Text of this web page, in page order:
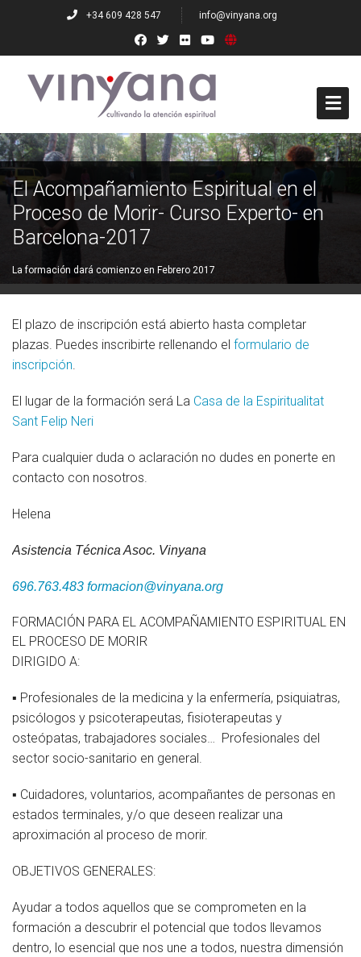
+34 609 428 547 info@vinyana.org
Who we are
Founders
Governing Board
Teachers
Co-Partners
Academic Training
Planned
In Process
Completed
Accompaniment
Dissemination
Contact
Collaborate
El Acompañamiento Espiritual en el
Proceso de Morir- Curso Experto- en
Barcelona-2017
La formación dará comienzo en Febrero 2017
El plazo de inscripción está abierto hasta completar
plazas. Puedes inscribirte rellenando el formulario de
inscripción.
El lugar de la formación será La Casa de la Espiritualitat
Sant Felip Neri
Para cualquier duda o aclaración no dudes en ponerte en
contacto con nosotros.
Helena
Asistencia Técnica Asoc. Vinyana
696.763.483 formacion@vinyana.org
FORMACIÓN PARA EL ACOMPAÑAMIENTO ESPIRITUAL EN
EL PROCESO DE MORIR
DIRIGIDO A:
▪ Profesionales de la medicina y la enfermería, psiquiatras,
psicólogos y psicoterapeutas, fisioterapeutas y
osteópatas, trabajadores sociales… Profesionales del
sector socio-sanitario en general.
▪ Cuidadores, voluntarios, acompañantes de personas en
estados terminales, y/o que deseen realizar una
aproximación al proceso de morir.
OBJETIVOS GENERALES:
Ayudar a todos aquellos que se comprometen en la
formación a descubrir el potencial que todos llevamos
dentro, lo esencial que nos une a todos, nuestra dimensión